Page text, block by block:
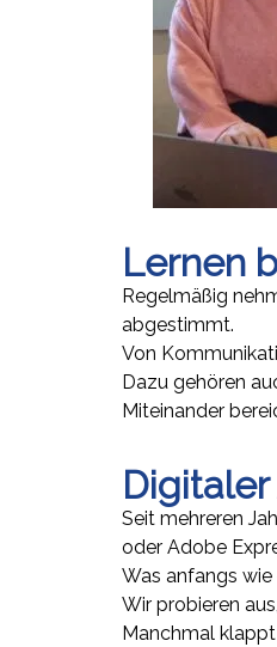
Lernen
Regelmäßig
abgestimmt.
Von
Dazu gehören
Miteinander
Seit mehreren
oder Adobe
Was anfangs
Wir probieren
Manchmal